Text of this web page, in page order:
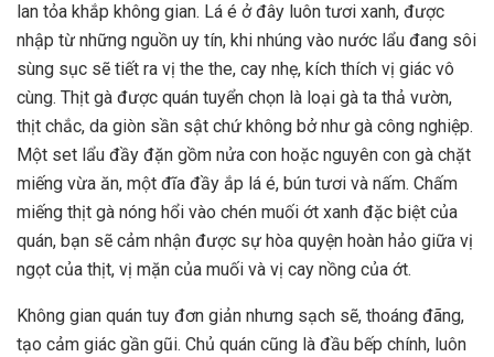
lan tỏa khắp không gian. Lá é ở đây luôn tươi xanh, được
nhập từ những nguồn uy tín, khi nhúng vào nước lẩu đang sôi
sùng sục sẽ tiết ra vị the the, cay nhẹ, kích thích vị giác vô
cùng. Thịt gà được quán tuyển chọn là loại gà ta thả vườn,
thịt chắc, da giòn sần sật chứ không bở như gà công nghiệp.
Một set lẩu đầy đặn gồm nửa con hoặc nguyên con gà chặt
miếng vừa ăn, một đĩa đầy ắp lá é, bún tươi và nấm. Chấm
miếng thịt gà nóng hổi vào chén muối ớt xanh đặc biệt của
quán, bạn sẽ cảm nhận được sự hòa quyện hoàn hảo giữa vị
ngọt của thịt, vị mặn của muối và vị cay nồng của ớt.
Không gian quán tuy đơn giản nhưng sạch sẽ, thoáng đãng,
tạo cảm giác gần gũi. Chủ quán cũng là đầu bếp chính, luôn